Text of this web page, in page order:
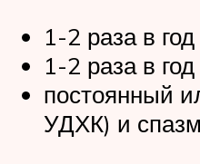
1-2 раза в
1-2 раза в
постоянный
УДХК) и